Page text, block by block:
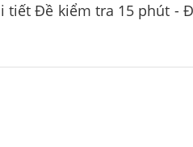
tiết Đề kiểm tra 15 phút -